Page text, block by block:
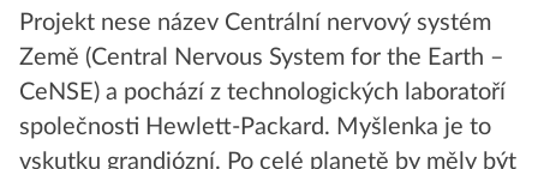
Projekt nese název Centrální nervový systém
Země (Central Nervous System for the Earth –
CeNSE) a pochází z technologických laboratoří
společnosti Hewlett-Packard. Myšlenka je to
vskutku grandiózní. Po celé planetě by měly být